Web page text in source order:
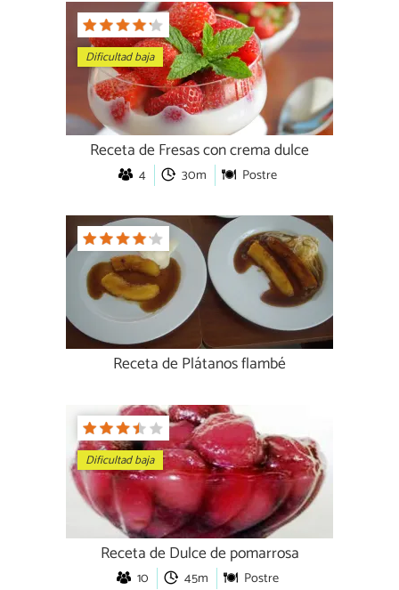
Dificultad baja
Receta de Fresas con crema dulce
4 30m Postre
Receta de Plátanos flambé
Dificultad baja
Receta de Dulce de pomarrosa
10 45m Postre